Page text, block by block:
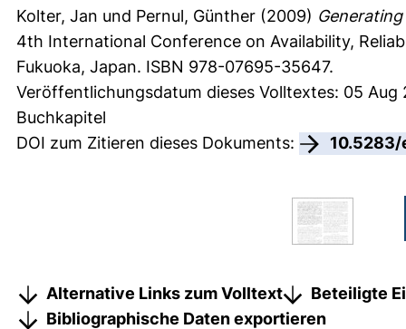
Kolter, Jan und Pernul, Günther (2009)
4th International Conference on Availability,
Fukuoka, Japan. ISBN 978-07695-35647.
Veröffentlichungsdatum dieses Volltextes: 05 Aug
Buchkapitel
DOI zum Zitieren dieses Dokuments:
10.5283/
Alternative Links zum Volltext
Beteiligte
Bibliographische Daten exportieren